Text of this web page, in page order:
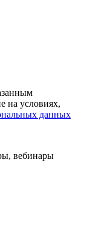
на условиях,
данных
вебинары